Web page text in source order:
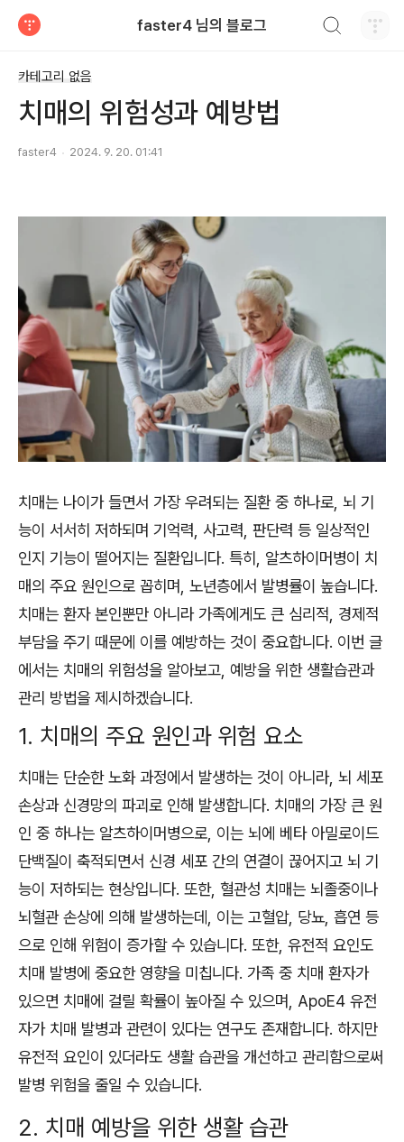
faster4 님의 블로그
카테고리 없음
치매의 위험성과 예방법
faster4 2024. 9. 20. 01:41
치매는 나이가 들면서 가장 우려되는 질환 중 하나로, 뇌 기
능이 서서히 저하되며 기억력, 사고력, 판단력 등 일상적인
인지 기능이 떨어지는 질환입니다. 특히, 알츠하이머병이 치
매의 주요 원인으로 꼽히며, 노년층에서 발병률이 높습니다.
치매는 환자 본인뿐만 아니라 가족에게도 큰 심리적, 경제적
부담을 주기 때문에 이를 예방하는 것이 중요합니다. 이번 글
에서는 치매의 위험성을 알아보고, 예방을 위한 생활습관과
관리 방법을 제시하겠습니다.
1. 치매의 주요 원인과 위험 요소
치매는 단순한 노화 과정에서 발생하는 것이 아니라, 뇌 세포
손상과 신경망의 파괴로 인해 발생합니다. 치매의 가장 큰 원
인 중 하나는 알츠하이머병으로, 이는 뇌에 베타 아밀로이드
단백질이 축적되면서 신경 세포 간의 연결이 끊어지고 뇌 기
능이 저하되는 현상입니다. 또한, 혈관성 치매는 뇌졸중이나
뇌혈관 손상에 의해 발생하는데, 이는 고혈압, 당뇨, 흡연 등
으로 인해 위험이 증가할 수 있습니다. 또한, 유전적 요인도
치매 발병에 중요한 영향을 미칩니다. 가족 중 치매 환자가
있으면 치매에 걸릴 확률이 높아질 수 있으며, ApoE4 유전
자가 치매 발병과 관련이 있다는 연구도 존재합니다. 하지만
유전적 요인이 있더라도 생활 습관을 개선하고 관리함으로써
발병 위험을 줄일 수 있습니다.
2. 치매 예방을 위한 생활 습관